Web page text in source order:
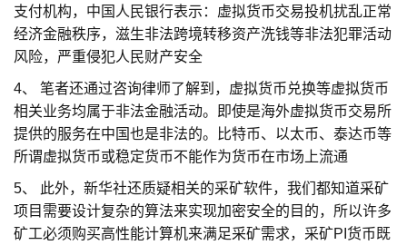
支付机构，中国人民银行表示：虚拟货币交易投机扰乱正常
经济金融秩序，滋生非法跨境转移资产洗钱等非法犯罪活动
风险，严重侵犯人民财产安全
4、 笔者还通过咨询律师了解到，虚拟货币兑换等虚拟货币
相关业务均属于非法金融活动。即使是海外虚拟货币交易所
提供的服务在中国也是非法的。比特币、以太币、泰达币等
所谓虚拟货币或稳定货币不能作为货币在市场上流通
5、 此外，新华社还质疑相关的采矿软件，我们都知道采矿
项目需要设计复杂的算法来实现加密安全的目的，所以许多
矿工必须购买高性能计算机来满足采矿需求，采矿PI货币既